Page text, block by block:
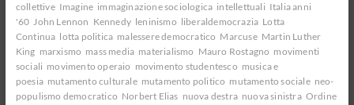
collettive Imagine immaginazione sociologica intellettuali Italia anni
'60 John Lennon Kennedy leninismo liberaldemocrazia Lotta
Continua lotta politica malessere democratico Marcuse Martin Luther
King marxismo mass media materialismo Mauro Rostagno movimenti
sociali movimento operaio movimento studentesco musica e
poesia mutamento culturale mutamento politico mutamento sociale neo-
populismo democratico Norbert Elias nuova destra nuova sinistra Ordine